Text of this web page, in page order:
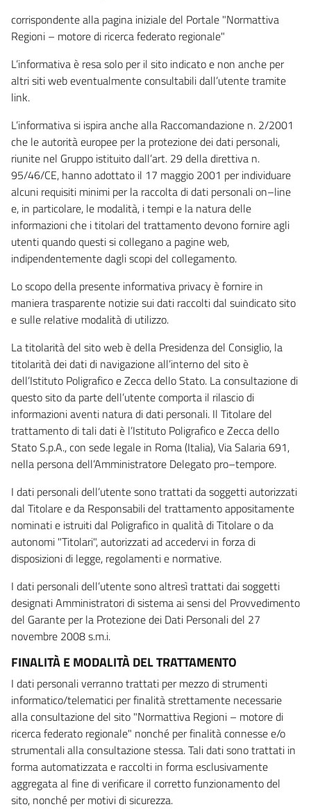
corrispondente alla pagina iniziale del Portale "Normattiva
Regioni – motore di ricerca federato regionale"
L’informativa è resa solo per il sito indicato e non anche per
altri siti web eventualmente consultabili dall’utente tramite
link.
L’informativa si ispira anche alla Raccomandazione n. 2/2001
che le autorità europee per la protezione dei dati personali,
riunite nel Gruppo istituito dall’art. 29 della direttiva n.
95/46/CE, hanno adottato il 17 maggio 2001 per individuare
alcuni requisiti minimi per la raccolta di dati personali on–line
e, in particolare, le modalità, i tempi e la natura delle
informazioni che i titolari del trattamento devono fornire agli
utenti quando questi si collegano a pagine web,
indipendentemente dagli scopi del collegamento.
Lo scopo della presente informativa privacy è fornire in
maniera trasparente notizie sui dati raccolti dal suindicato sito
e sulle relative modalità di utilizzo.
La titolarità del sito web è della Presidenza del Consiglio, la
titolarità dei dati di navigazione all’interno del sito è
dell’Istituto Poligrafico e Zecca dello Stato. La consultazione di
questo sito da parte dell’utente comporta il rilascio di
informazioni aventi natura di dati personali. Il Titolare del
trattamento di tali dati è l’Istituto Poligrafico e Zecca dello
Stato S.p.A., con sede legale in Roma (Italia), Via Salaria 691,
nella persona dell’Amministratore Delegato pro–tempore.
I dati personali dell’utente sono trattati da soggetti autorizzati
dal Titolare e da Responsabili del trattamento appositamente
nominati e istruiti dal Poligrafico in qualità di Titolare o da
autonomi "Titolari", autorizzati ad accedervi in forza di
disposizioni di legge, regolamenti e normative.
I dati personali dell’utente sono altresì trattati dai soggetti
designati Amministratori di sistema ai sensi del Provvedimento
del Garante per la Protezione dei Dati Personali del 27
novembre 2008 s.m.i.
FINALITÀ E MODALITÀ DEL TRATTAMENTO
I dati personali verranno trattati per mezzo di strumenti
informatico/telematici per finalità strettamente necessarie
alla consultazione del sito "Normattiva Regioni – motore di
ricerca federato regionale" nonché per finalità connesse e/o
strumentali alla consultazione stessa. Tali dati sono trattati in
forma automatizzata e raccolti in forma esclusivamente
aggregata al fine di verificare il corretto funzionamento del
sito, nonché per motivi di sicurezza.